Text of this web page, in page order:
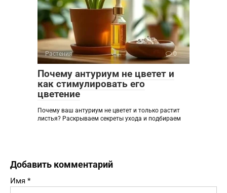
Растения 0
Почему антуриум не цветет и
как стимулировать его
цветение
Почему ваш антуриум не цветет и только растит
листья? Раскрываем секреты ухода и подбираем
Добавить комментарий
Имя *